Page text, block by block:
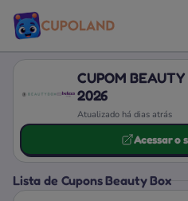
CUPOM BEAUTY
2026
Atualizado há dias atrás
Acessar o
Lista de Cupons Beauty Box